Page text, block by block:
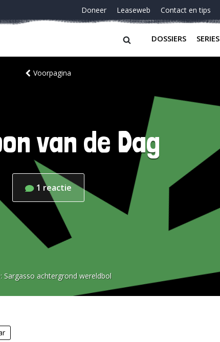
Doneer Leaseweb Contact en tips
DOSSIERS SERIES
Voorpagina
van de Dag
1 reactie
Sargasso achtergrond wereldbol